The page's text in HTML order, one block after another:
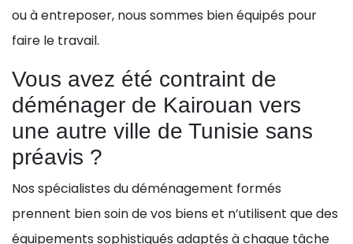
ou à entreposer, nous sommes bien équipés pour
faire le travail.
Vous avez été contraint de
déménager de Kairouan vers
une autre ville de Tunisie sans
préavis ?
Nos spécialistes du déménagement formés
prennent bien soin de vos biens et n’utilisent que des
équipements sophistiqués adaptés à chaque tâche